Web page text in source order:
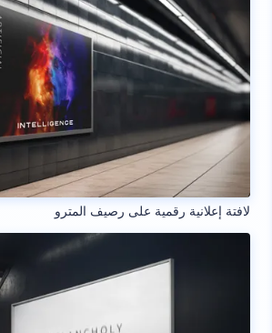
لافتة إعلانية رقمية على رصيف المترو